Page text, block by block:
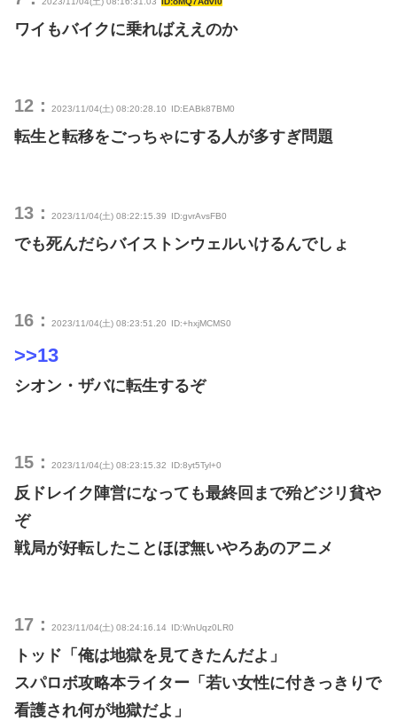
ワイもバイクに乗ればええのか
12： 2023/11/04(土) 08:20:28.10 ID:EABk87BM0
転生と転移をごっちゃにする人が多すぎ問題
13： 2023/11/04(土) 08:22:15.39 ID:gvrAvsFB0
でも死んだらバイストンウェルいけるんでしょ
16： 2023/11/04(土) 08:23:51.20 ID:+hxjMCMS0
>>13
シオン・ザバに転生するぞ
15： 2023/11/04(土) 08:23:15.32 ID:8yt5Tyl+0
反ドレイク陣営になっても最終回まで殆どジリ貧や
ぞ
戦局が好転したことほぼ無いやろあのアニメ
17： 2023/11/04(土) 08:24:16.14 ID:WnUqz0LR0
トッド「俺は地獄を見てきたんだよ」
スパロボ攻略本ライター「若い女性に付きっきりで
看護され何が地獄だよ」